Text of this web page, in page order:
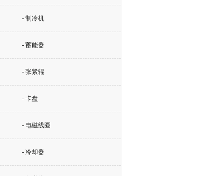
- 制冷机
- 蓄能器
- 张紧辊
- 卡盘
- 电磁线圈
- 冷却器